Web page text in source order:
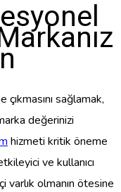
sağlamak,
değerinizi
hizmeti kritik öneme
ve kullanıcı
olmanın ötesine